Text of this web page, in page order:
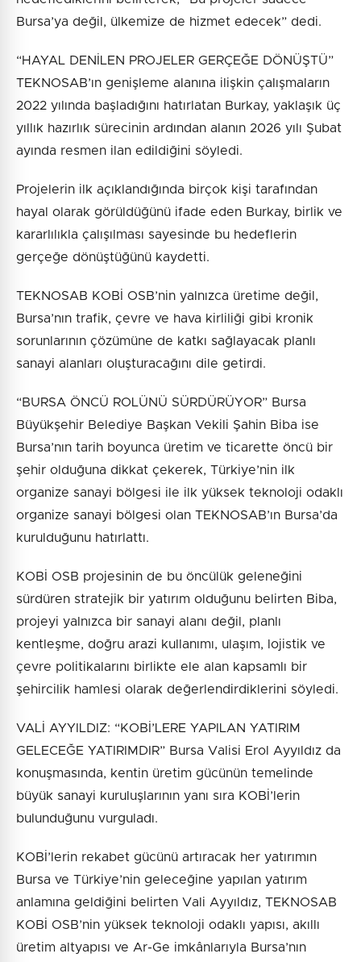
Bursa’ya değil, ülkemize de hizmet edecek” dedi.
“HAYAL DENİLEN PROJELER GERÇEĞE DÖNÜŞTÜ”
TEKNOSAB’ın genişleme alanına ilişkin çalışmaların
2022 yılında başladığını hatırlatan Burkay, yaklaşık üç
yıllık hazırlık sürecinin ardından alanın 2026 yılı Şubat
ayında resmen ilan edildiğini söyledi.
Projelerin ilk açıklandığında birçok kişi tarafından
hayal olarak görüldüğünü ifade eden Burkay, birlik ve
kararlılıkla çalışılması sayesinde bu hedeflerin
gerçeğe dönüştüğünü kaydetti.
TEKNOSAB KOBİ OSB’nin yalnızca üretime değil,
Bursa’nın trafik, çevre ve hava kirliliği gibi kronik
sorunlarının çözümüne de katkı sağlayacak planlı
sanayi alanları oluşturacağını dile getirdi.
“BURSA ÖNCÜ ROLÜNÜ SÜRDÜRÜYOR” Bursa
Büyükşehir Belediye Başkan Vekili Şahin Biba ise
Bursa’nın tarih boyunca üretim ve ticarette öncü bir
şehir olduğuna dikkat çekerek, Türkiye’nin ilk
organize sanayi bölgesi ile ilk yüksek teknoloji odaklı
organize sanayi bölgesi olan TEKNOSAB’ın Bursa’da
kurulduğunu hatırlattı.
KOBİ OSB projesinin de bu öncülük geleneğini
sürdüren stratejik bir yatırım olduğunu belirten Biba,
projeyi yalnızca bir sanayi alanı değil, planlı
kentleşme, doğru arazi kullanımı, ulaşım, lojistik ve
çevre politikalarını birlikte ele alan kapsamlı bir
şehircilik hamlesi olarak değerlendirdiklerini söyledi.
VALİ AYYILDIZ: “KOBİ’LERE YAPILAN YATIRIM
GELECEĞE YATIRIMDIR” Bursa Valisi Erol Ayyıldız da
konuşmasında, kentin üretim gücünün temelinde
büyük sanayi kuruluşlarının yanı sıra KOBİ’lerin
bulunduğunu vurguladı.
KOBİ’lerin rekabet gücünü artıracak her yatırımın
Bursa ve Türkiye’nin geleceğine yapılan yatırım
anlamına geldiğini belirten Vali Ayyıldız, TEKNOSAB
KOBİ OSB’nin yüksek teknoloji odaklı yapısı, akıllı
üretim altyapısı ve Ar-Ge imkânlarıyla Bursa’nın